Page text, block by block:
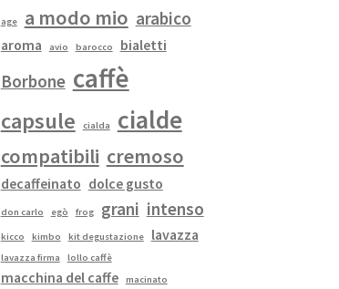
age a modo mio arabico
aroma avio barocco bialetti
Borbone caffè
capsule cialda cialde
compatibili cremoso
decaffeinato dolce gusto
don carlo egò frog grani intenso
kicco kimbo kit degustazione lavazza
lavazza firma lollo caffè
macchina del caffe
macinato